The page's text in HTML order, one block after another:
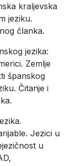
kraljevska
jeziku.
članka.
jezika:
Zemlje
španskog
Čitanje i
Jezici u
u